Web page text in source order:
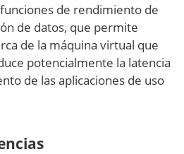
de rendimiento de
de datos, que permite
de la máquina virtual que
potencialmente la latencia
de las aplicaciones de uso